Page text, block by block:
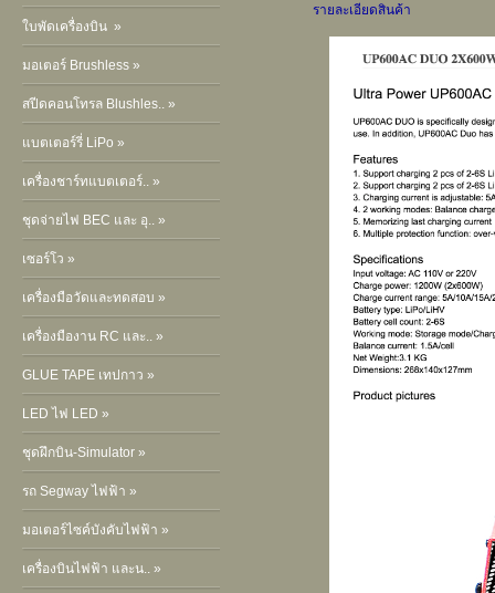
ใบพัดเครื่องบิน »
มอเตอร์ Brushless »
สปีดคอนโทรล Blushles.. »
แบตเตอร์รี่ LiPo »
เครื่องชาร์ทแบตเตอร์.. »
ชุดจ่ายไฟ BEC และ อุ.. »
เซอร์โว »
เครื่องมือวัดและทดสอบ »
เครื่องมืองาน RC และ.. »
GLUE TAPE เทปกาว »
LED ไฟ LED »
ชุดฝึกบิน-Simulator »
รถ Segway ไฟฟ้า »
มอเตอร์ไซค์บังคับไฟฟ้า »
เครื่องบินไฟฟ้า และน.. »
รายละเอียดสินค้า